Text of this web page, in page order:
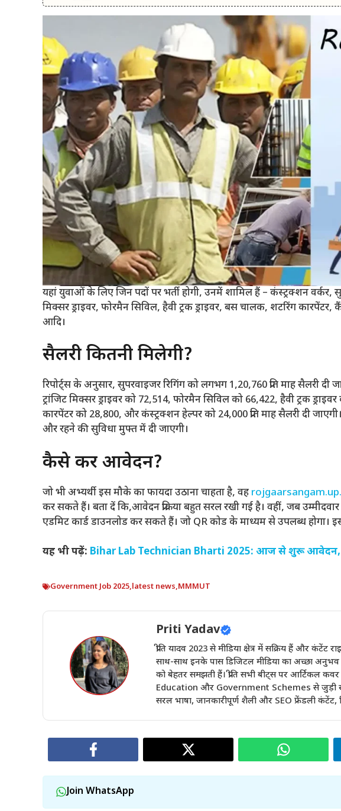
यहां युवाओं के लिए जिन पदों पर भर्ती होगी, उनमें शामिल हैं – कंस्ट्रक्शन वर्कर,
मिक्सर ड्राइवर, फोरमैन सिविल, हैवी ट्रक ड्राइवर, बस चालक, शटरिंग
आदि।
सैलरी कितनी मिलेगी?
रिपोर्ट्स के अनुसार, सुपरवाइजर रिगिंग को लगभग 1,20,760 प्रति माह सैलरी
ट्रांजिट मिक्सर ड्राइवर को 72,514, फोरमैन सिविल को 66,422, हैवी ट्रक
कारपेंटर को 28,800, और कंस्ट्रक्शन हेल्पर को 24,000 प्रति माह सैलरी दी
और रहने की सुविधा मुफ्त में दी जाएगी।
कैसे करें आवेदन?
जो भी अभ्यर्थी इस मौके का फायदा उठाना चाहता है, वह
कर सकते हैं। बता दें कि,आवेदन प्रक्रिया बहुत सरल रखी गई है। वहीं, जब
एडमिट कार्ड डाउनलोड कर सकते हैं। जो QR कोड के माध्यम से उपलब्ध होगा।
यह भी पढ़ें: Bihar Lab Technician Bharti 2025: आज से शुरू आवेदन,
Government Job 2025,latest news,MMMUT
Priti Yadav
प्रीति यादव 2023 से मीडिया क्षेत्र में सक्रिय हैं और
साथ-साथ इनके पास डिजिटल मीडिया का अच्छा
को बेहतर समझती हैं। प्रीति सभी बीट्स पर आर्टिकल
Education और Government Schemes से जुड़ी
सरल भाषा, जानकारीपूर्ण शैली और SEO फ्रेंडली
Join WhatsApp